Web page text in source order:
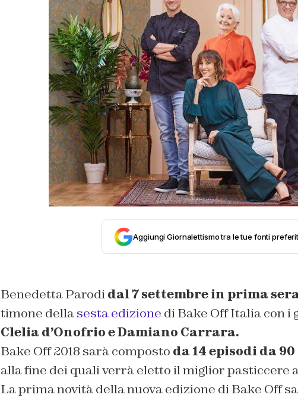
Aggiungi Giornalettismo tra le tue fonti
Benedetta Parodidal 7 settembre in prima
timone dellasesta edizione di Bake Off Italia con i
Clelia d’Onofrio e Damiano Carrara.
Bake Off 2018 sarà composto da 14 episodi da
alla fine dei quali verrà eletto il miglior pasticcere
La prima novità della nuova edizione di Bake Off